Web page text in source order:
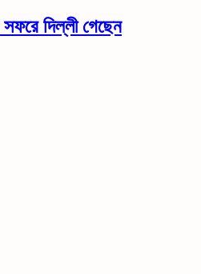
সফরে দিল্লী গেছেন